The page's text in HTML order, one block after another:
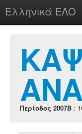
Ελληνικά ΕΛΟ
chesstu.be @ discord
Login
Περίοδος 2007B :